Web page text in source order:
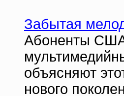
Забытая
Абоненты США
объясняют
нового